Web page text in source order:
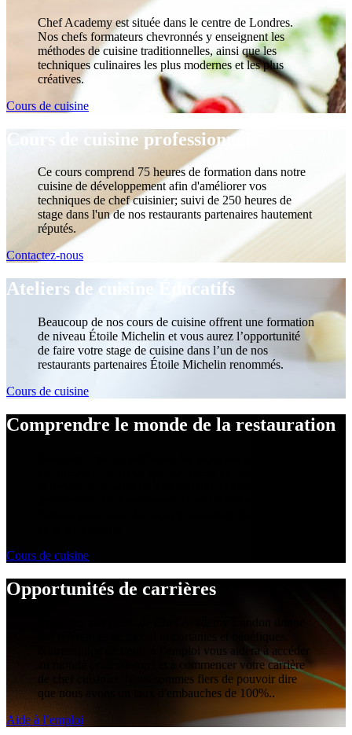
Chef Academy est située dans le centre de Londres.
Nos chefs formateurs chevronnés y enseignent les
méthodes de cuisine traditionnelles, ainsi que les
techniques culinaires les plus modernes et les plus
créatives.
Cours de cuisine
Cours de cuisine professionnels
Ce cours comprend 75 heures de formation dans notre
cuisine de développement afin d'améliorer vos
techniques de chef cuisinier; suivi de 250 heures de
stage dans l'un de nos restaurants partenaires hautement
réputés.
Contactez-nous
Ateliers de cuisine Éducatifs
Beaucoup de nos cours de cuisine offrent une formation
de niveau Étoile Michelin et vous aurez l’opportunité
de faire votre stage de cuisine dans l’un de nos
restaurants partenaires Étoile Michelin renommés.
Cours de cuisine
Comprendre le monde de la restauration
Cours de cuisine
Opportunités de carrières
Notre équipe de l’aide à l’emploi vous aidera à accéder
au monde professionnel et à commencer votre carrière
de chef cuisinier. Nous sommes fiers de pouvoir dire
que nous avons un taux d'embauches de 100%..
Aide à l’emploi